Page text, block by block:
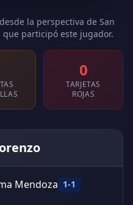
la perspectiva de San
participó este jugador.
0
TARJETAS
ROJAS
Mendoza 1-1